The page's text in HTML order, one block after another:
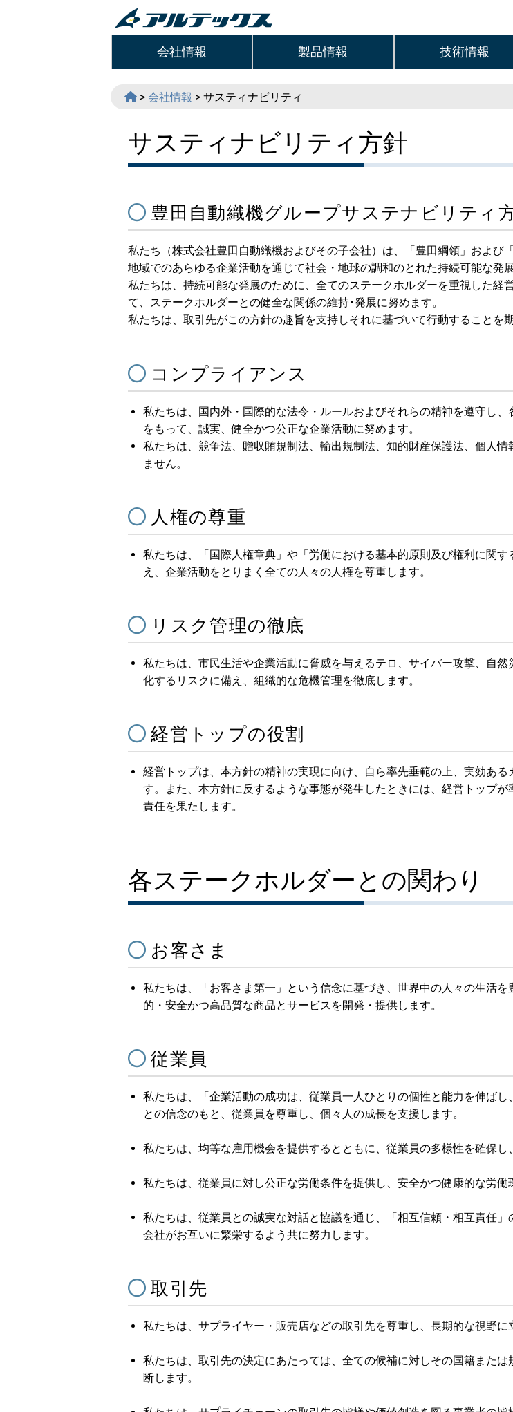
会社情報 製品情報 技術情報
会社情報 サスティナビリティ
サスティナビリティ方針
豊田自動織機グループサステナビリティ
私たち（株式会社豊田自動織機およびその子会社）は、「豊田綱領」および
地域でのあらゆる企業活動を通じて社会・地球の調和のとれた持続可能な発
私たちは、持続可能な発展のために、全てのステークホルダーを重視した経
て、ステークホルダーとの健全な関係の維持･発展に努めます。
私たちは、取引先がこの方針の趣旨を支持しそれに基づいて行動することを期
コンプライアンス
私たちは、国内外・国際的な法令・ルールおよびそれらの精神を遵守し
をもって、誠実、健全かつ公正な企業活動に努めます。
私たちは、競争法、贈収賄規制法、輸出規制法、知的財産保護法、個人
ません。
人権の尊重
私たちは、「国際人権章典」や「労働における基本的原則及び権利に関
え、企業活動をとりまく全ての人々の人権を尊重します。
リスク管理の徹底
私たちは、市民生活や企業活動に脅威を与えるテロ、サイバー攻撃、自
化するリスクに備え、組織的な危機管理を徹底します。
経営トップの役割
経営トップは、本方針の精神の実現に向け、自ら率先垂範の上、実効あ
す。また、本方針に反するような事態が発生したときには、経営トップ
責任を果たします。
各ステークホルダーとの関わり
お客さま
私たちは、「お客さま第一」という信念に基づき、世界中の人々の生活
的・安全かつ高品質な商品とサービスを開発・提供します。
従業員
私たちは、「企業活動の成功は、従業員一人ひとりの個性と能力を伸ば
との信念のもと、従業員を尊重し、個々人の成長を支援します。
私たちは、均等な雇用機会を提供するとともに、従業員の多様性を確保し
私たちは、従業員に対し公正な労働条件を提供し、安全かつ健康的な労働
私たちは、従業員との誠実な対話と協議を通じ、「相互信頼・相互責任
会社がお互いに繁栄するよう共に努力します。
取引先
私たちは、サプライヤー・販売店などの取引先を尊重し、長期的な視野
私たちは、取引先の決定にあたっては、全ての候補に対しその国籍また
断します。